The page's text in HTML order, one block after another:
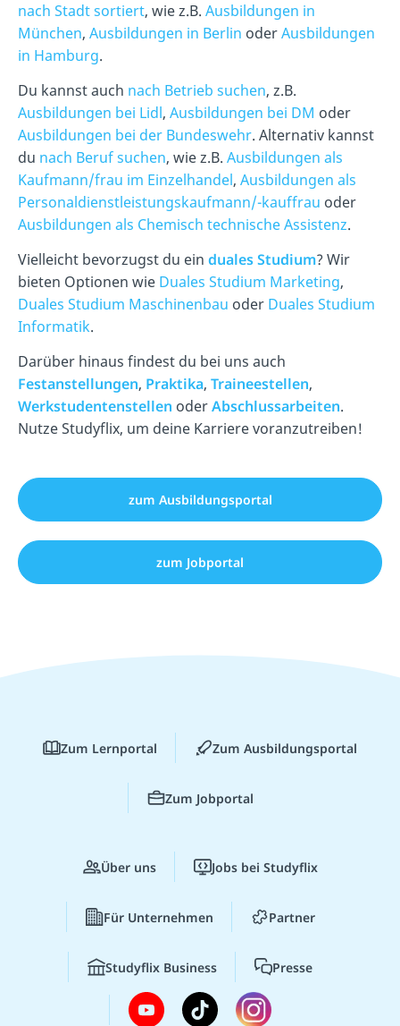
nach Stadt sortiert, wie z.B. Ausbildungen in
München, Ausbildungen in Berlin oderAusbildungen
in Hamburg.
Du kannst auch nach Betrieb suchen, z.B.
Ausbildungen bei Lidl, Ausbildungen bei DM oder
Ausbildungen bei der Bundeswehr. Alternativ kannst
du nach Beruf suchen, wie z.B. Ausbildungen als
Kaufmann/frau im Einzelhandel, Ausbildungen als
Personaldienstleistungskaufmann/-kauffrau oder
Ausbildungen als Chemisch technische Assistenz.
Vielleicht bevorzugst du ein duales Studium? Wir
bieten Optionen wie Duales Studium Marketing,
Duales Studium Maschinenbau oder Duales Studium
Informatik.
Darüber hinaus findest du bei uns auch
Festanstellungen, Praktika, Traineestellen,
Werkstudentenstellen oderAbschlussarbeiten.
Nutze Studyflix, um deine Karriere voranzutreiben!
zum Ausbildungsportal
zum Jobportal
Zum Lernportal Zum Ausbildungsportal
Zum Jobportal
Über uns Jobs bei Studyflix
Für Unternehmen Partner
Studyflix Business Presse